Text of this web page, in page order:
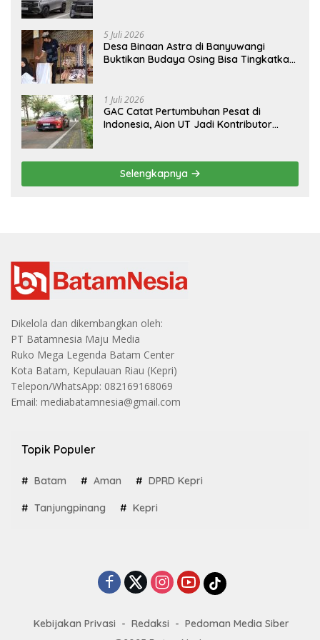
5 Juli 2026
Desa Binaan Astra di Banyuwangi
Buktikan Budaya Osing Bisa Tingkatkan
1 Juli 2026
GAC Catat Pertumbuhan Pesat di
Indonesia, Aion UT Jadi Kontributor
Selengkapnya
Dikelola dan dikembangkan oleh:
PT Batamnesia Maju Media
Ruko Mega Legenda Batam Center
Kota Batam, Kepulauan Riau (Kepri)
Telepon/WhatsApp: 082169168069
Email: mediabatamnesia@gmail.com
Topik Populer
Batam Aman DPRD Kepri
Tanjungpinang Kepri
Kebijakan Privasi Redaksi
Pedoman Media Siber